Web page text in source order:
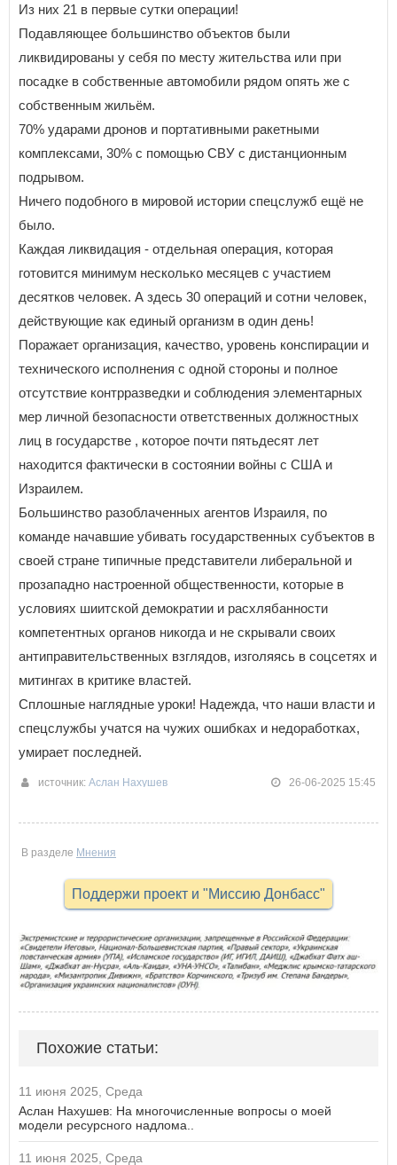
Из них 21 в первые сутки операции!
Подавляющее большинство объектов были
ликвидированы у себя по месту жительства или при
посадке в собственные автомобили рядом опять же с
собственным жильём.
70% ударами дронов и портативными ракетными
комплексами, 30% с помощью СВУ с дистанционным
подрывом.
Ничего подобного в мировой истории спецслужб ещё не
было.
Каждая ликвидация - отдельная операция, которая
готовится минимум несколько месяцев с участием
десятков человек. А здесь 30 операций и сотни человек,
действующие как единый организм в один день!
Поражает организация, качество, уровень конспирации и
технического исполнения с одной стороны и полное
отсутствие контрразведки и соблюдения элементарных
мер личной безопасности ответственных должностных
лиц в государстве , которое почти пятьдесят лет
находится фактически в состоянии войны с США и
Израилем.
Большинство разоблаченных агентов Израиля, по
команде начавшие убивать государственных субъектов в
своей стране типичные представители либеральной и
прозападно настроенной общественности, которые в
условиях шиитской демократии и расхлябанности
компетентных органов никогда и не скрывали своих
антиправительственных взглядов, изголяясь в соцсетях и
митингах в критике властей.
Сплошные наглядные уроки! Надежда, что наши власти и
спецслужбы учатся на чужих ошибках и недоработках,
умирает последней.
источник: Аслан Нахушев 26-06-2025 15:45
В разделе Мнения
Поддержи проект и "Миссию Донбасс"
Похожие статьи:
11 июня 2025, Среда
Аслан Нахушев: На многочисленные вопросы о моей
модели ресурсного надлома..
11 июня 2025, Среда